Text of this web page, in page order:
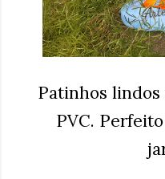
Patinhos
PVC.